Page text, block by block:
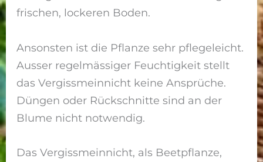
frischen, lockeren Boden.
Ansonsten ist die Pflanze sehr pflegeleicht.
Ausser regelmässiger Feuchtigkeit stellt
das Vergissmeinnicht keine Ansprüche.
Düngen oder Rückschnitte sind an der
Blume nicht notwendig.
Das Vergissmeinnicht, als Beetpflanze,